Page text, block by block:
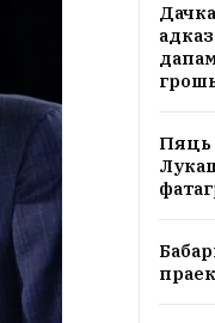
Пяць